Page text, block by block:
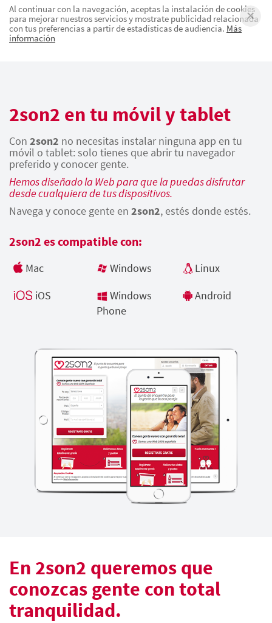
Al continuar con la navegación, aceptas la instalación de cookies
para mejorar nuestros servicios y mostrate publicidad relacionada
con tus preferencias a partir de estadísticas de audiencia. Más
información
2son2 en tu móvil y tablet
Con 2son2 no necesitas instalar ninguna app en tu
móvil o tablet: solo tienes que abrir tu navegador
preferido y conocer gente.
Hemos diseñado la Web para que la puedas disfrutar
desde cualquiera de tus dispositivos.
Navega y conoce gente en 2son2, estés donde estés.
2son2 es compatible con:
Mac Windows
Linux
iOS
Windows
Phone
Android
En 2son2 queremos que
conozcas gente con total
tranquilidad.